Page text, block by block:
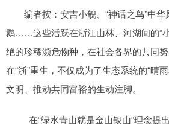
编者按：安吉小鲵、“神话之鸟”中华
鹮……这些活跃在浙江山林、河湖间的“
绝的珍稀濒危物种，在社会各界的共同
在“浙”重生，不仅成为了生态系统的“晴
文明、推动共同富裕的生动注脚。
在“绿水青山就是金山银山”理念提